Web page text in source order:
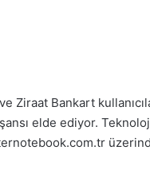
Ziraat Bankart
elde ediyor.